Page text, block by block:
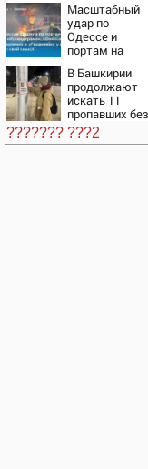
к миру: как
ответила
Россия,
полный разбор
провала
операции
Украины от
военкора Коца
Масштабный
удар по
Одессе и
портам на
Последние
новости,
подробности
об ударах
России 9
августа 2026
В Башкирии
продолжают
искать 11
пропавших без
вести
??????? ???2